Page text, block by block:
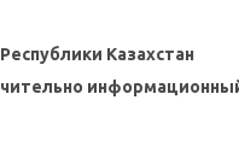
Казахстан